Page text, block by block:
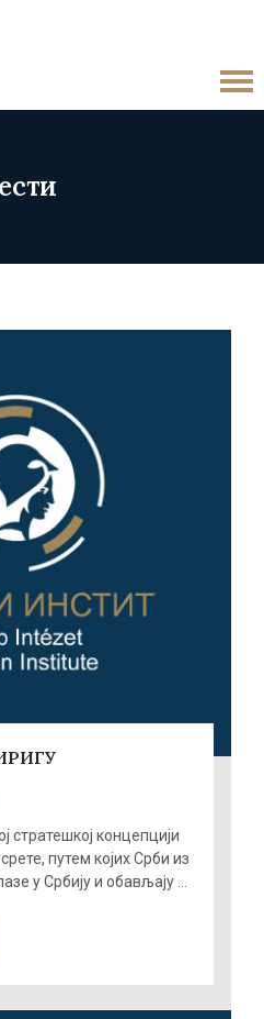
стратешкој концепцији
путем којих Срби из
у Србију и обављају ...